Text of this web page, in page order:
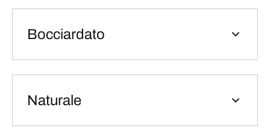
Bocciardato
Naturale